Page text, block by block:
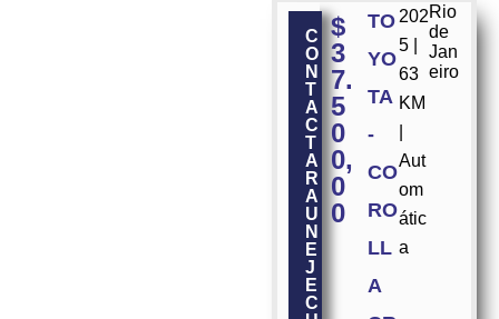
C
O
N
T
A
C
T
A
R
A
U
N
E
J
E
C
$
3
7.
5
0
0,
0
0
TO
YO
TA
-
CO
RO
LL
A
202
5 |
63
KM
Aut
om
átic
a
Rio
de
Jan
eiro